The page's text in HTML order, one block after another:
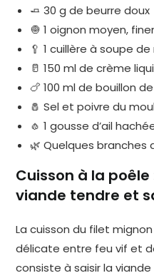
🧈 30 g de beurre doux
🧅 1 oignon moyen,
🥄 1 cuillère à soupe
🥛 150 ml de crème
🍗 100 ml de bouillon
🧂 Sel et poivre du
🧄 1 gousse d’ail
🌿 Quelques
Cuisson à la poêle
viande tendre et
La cuisson du filet
délicate entre feu vif et
consiste à saisir la